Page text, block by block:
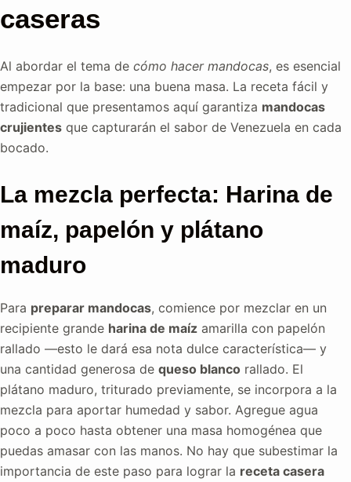
caseras
Al abordar el tema de cómo hacer mandocas, es esencial
empezar por la base: una buena masa. La receta fácil y
tradicional que presentamos aquí garantiza mandocas
crujientes que capturarán el sabor de Venezuela en cada
bocado.
La mezcla perfecta: Harina de
maíz, papelón y plátano
maduro
Para preparar mandocas, comience por mezclar en un
recipiente grande harina de maíz amarilla con papelón
rallado —esto le dará esa nota dulce característica— y
una cantidad generosa de queso blanco rallado. El
plátano maduro, triturado previamente, se incorpora a la
mezcla para aportar humedad y sabor. Agregue agua
poco a poco hasta obtener una masa homogénea que
puedas amasar con las manos. No hay que subestimar la
importancia de este paso para lograr la receta casera